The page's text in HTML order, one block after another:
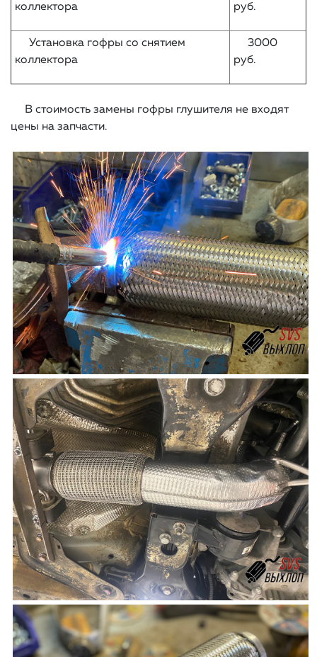
коллектора
руб.
Установка гофры со снятием
коллектора
3000
руб.
В стоимость замены гофры глушителя не входят
цены на запчасти.